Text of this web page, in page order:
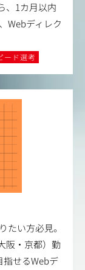
、1カ月以内
Webディレク
ード選考
たい方必見。
阪・京都）勤
せるWebデ